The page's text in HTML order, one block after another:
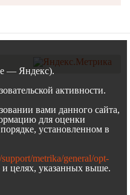
— Яндекс).
активности.
вами данного сайта,
для оценки
установленном в
metrika/general/opt-
и целях, указанных выше.